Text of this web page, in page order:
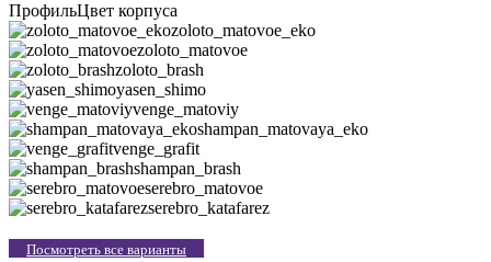
ПрофильЦвет корпуса
zoloto_matovoe_eko
zoloto_matovoe
zoloto_brash
yasen_shimo
venge_matoviy
shampan_matovaya_eko
venge_grafit
shampan_brash
serebro_matovoe
serebro_katafarez
Посмотреть все варианты